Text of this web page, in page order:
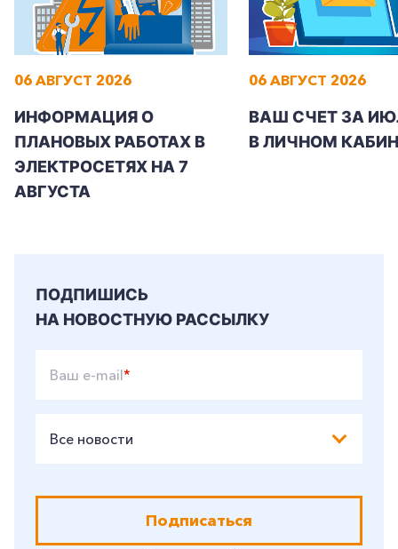
Заказать обратный звонок
Корпоративным клиентам
06 АВГУСТ 2026
ИНФОРМАЦИЯ О
ПЛАНОВЫХ РАБОТАХ В
ЭЛЕКТРОСЕТЯХ НА 7
АВГУСТА
06 АВГУСТ 2026
ВАШ СЧЕТ ЗА
В ЛИЧНОМ
ПОДПИШИСЬ
НА НОВОСТНУЮ РАССЫЛКУ
Ваш e-mail*
Все новости
Подписаться